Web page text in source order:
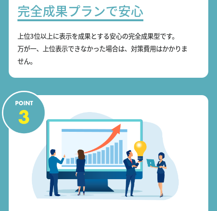
完全成果プランで安心
上位3位以上に表示を成果とする安心の完全成果型です。
万が一、上位表示できなかった場合は、対策費用はかかりま
せん。